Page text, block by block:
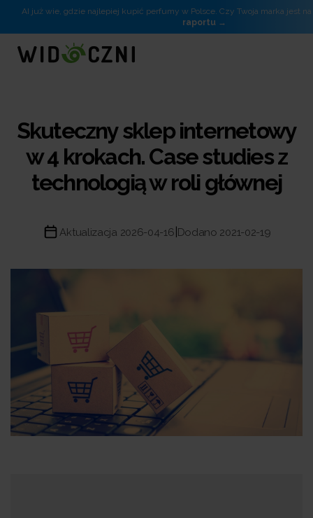
AI już wie, gdzie najlepiej kupić perfumy w Polsce. Czy Twoja marka jest
raportu
Skuteczny sklep internetowy
w 4 krokach. Case studies z
technologią w roli głównej
Aktualizacja 2026-04-16 Dodano 2021-02-19